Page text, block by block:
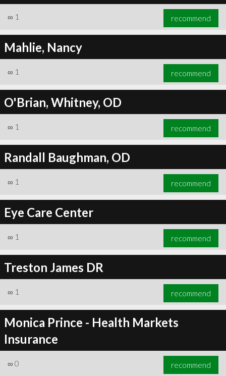
∞ 1 recommend
Mahlie, Nancy
∞ 1 recommend
O'Brian, Whitney, OD
∞ 1 recommend
Randall Baughman, OD
∞ 1 recommend
Eye Care Center
∞ 1 recommend
Treston James DR
∞ 1 recommend
Monica Prince - Health Markets
Insurance
∞ 0 recommend